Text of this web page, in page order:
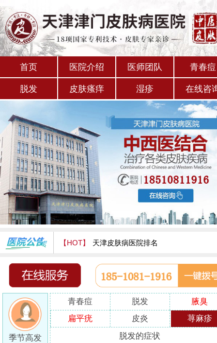
首页 医院介绍 医师团队 青春痘
脱发 皮肤瘙痒 湿疹 在线咨
【HOT】 天津皮肤病医院排名
天津津门皮肤病医院怎么样
季节高发
青春痘 脱发
腋臭
扁平疣
皮炎 荨麻疹
脱发的症状